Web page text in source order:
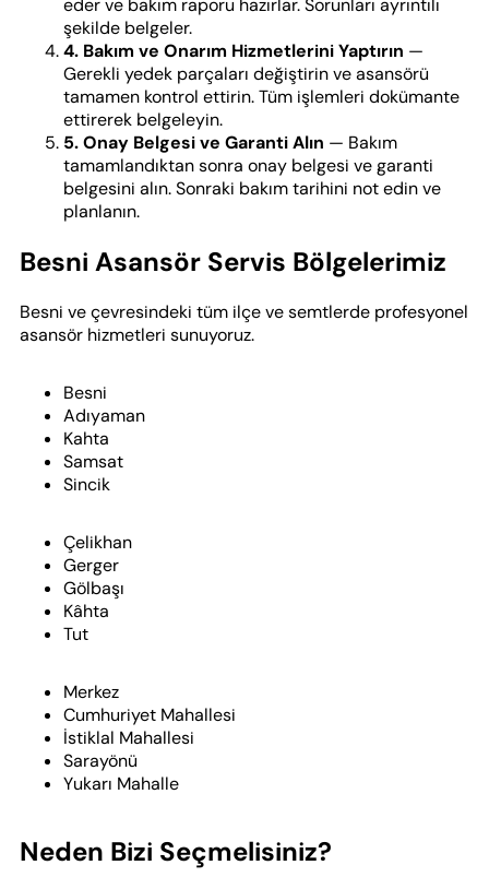
eder ve bakım raporu hazırlar. Sorunları ayrıntılı
şekilde belgeler.
4. Bakım ve Onarım Hizmetlerini Yaptırın —
Gerekli yedek parçaları değiştirin ve asansörü
tamamen kontrol ettirin. Tüm işlemleri dokümante
ettirerek belgeleyin.
5. Onay Belgesi ve Garanti Alın — Bakım
tamamlandıktan sonra onay belgesi ve garanti
belgesini alın. Sonraki bakım tarihini not edin ve
planlanın.
Besni Asansör Servis Bölgelerimiz
Besni ve çevresindeki tüm ilçe ve semtlerde profesyonel
asansör hizmetleri sunuyoruz.
Besni
Adıyaman
Kahta
Samsat
Sincik
Çelikhan
Gerger
Gölbaşı
Kâhta
Tut
Merkez
Cumhuriyet Mahallesi
İstiklal Mahallesi
Sarayönü
Yukarı Mahalle
Neden Bizi Seçmelisiniz?